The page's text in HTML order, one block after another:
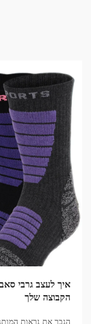
איך לעצב גרבי
הקבוצה שלך
הגבר את נראות